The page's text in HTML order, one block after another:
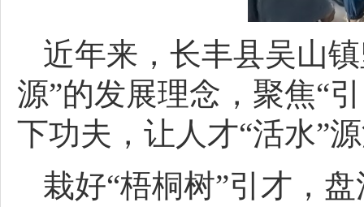
近年来，长丰县吴山
源”的发展理念，聚焦“
下功夫，让人才“活水”
栽好“梧桐树”引才，